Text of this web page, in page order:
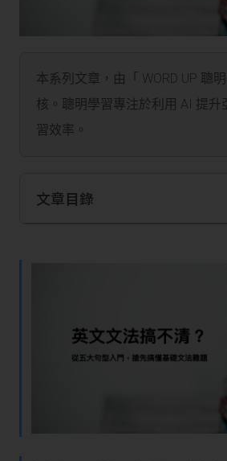
本系列文章，由「 WORD UP 聰
核。聰明學習專注於利用 AI 提升
習效率。
文章目錄